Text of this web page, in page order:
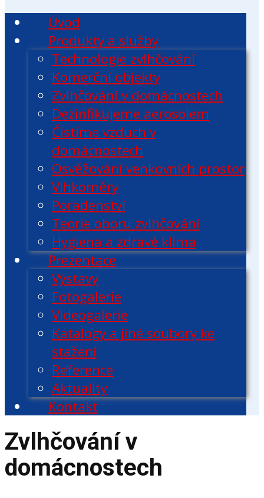
Úvod
Produkty a služby
Technologie zvlhčování
Komerční objekty
Zvlhčování v domácnostech
Dezinfikujeme aerosolem
Čistíme vzduch v
domácnostech
Osvěžování venkovních prostor
Vlhkoměry
Poradenství
Teorie oboru zvlhčování
Hygiena a zdravé klima
Prezentace
Výstavy
Fotogalerie
Videogalerie
Katalogy a jiné soubory ke
stažení
Reference
Aktuality
Kontakt
Zvlhčování v
domácnostech